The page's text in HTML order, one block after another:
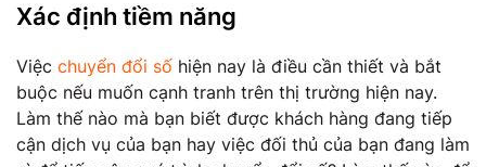
Xác định tiềm năng
Việc chuyển đổi số hiện nay là điều cần thiết và bắt
buộc nếu muốn cạnh tranh trên thị trường hiện nay.
Làm thế nào mà bạn biết được khách hàng đang tiếp
cận dịch vụ của bạn hay việc đối thủ của bạn đang làm